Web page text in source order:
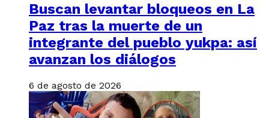
Buscan levantar bloqueos en La
Paz tras la muerte de un
integrante del pueblo yukpa: así
avanzan los diálogos
6 de agosto de 2026